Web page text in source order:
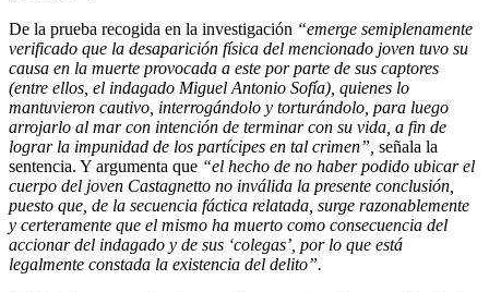
De la prueba recogida en la investigación “emerge semiplenamente
verificado que la desaparición física del mencionado joven tuvo su
causa en la muerte provocada a este por parte de sus captores
(entre ellos, el indagado Miguel Antonio Sofía), quienes lo
mantuvieron cautivo, interrogándolo y torturándolo, para luego
arrojarlo al mar con intención de terminar con su vida, a fin de
lograr la impunidad de los partícipes en tal crimen”, señala la
sentencia. Y argumenta que “el hecho de no haber podido ubicar el
cuerpo del joven Castagnetto no inválida la presente conclusión,
puesto que, de la secuencia fáctica relatada, surge razonablemente
y certeramente que el mismo ha muerto como consecuencia del
accionar del indagado y de sus ‘colegas’, por lo que está
legalmente constada la existencia del delito”.